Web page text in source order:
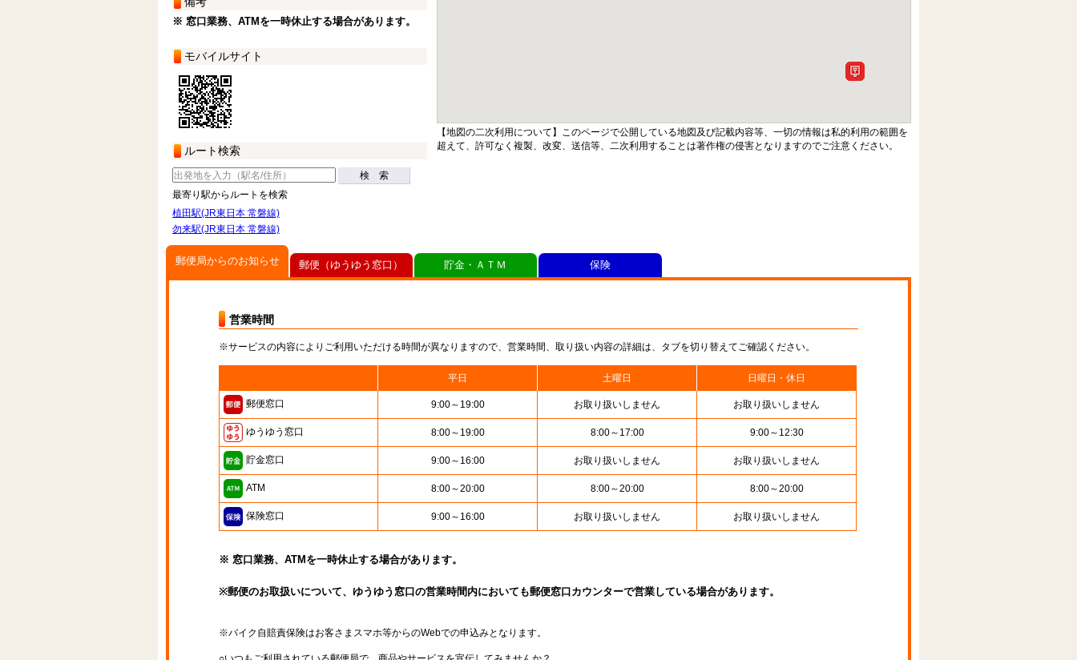
※ 窓口業務、ATMを一時休止する場合があります。
モバイルサイト
ルート検索
検 索
最寄り駅からルートを検索
植田駅(JR東日本 常磐線)
勿来駅(JR東日本 常磐線)
【地図の二次利用について】このページで公開している地図及び記載内容等、一切の情報は私的利用の範囲を
超えて、許可なく複製、改変、送信等、二次利用することは著作権の侵害となりますのでご注意ください。
郵便局からのお知らせ
営業時間
※サービスの内容によりご利用いただける時間が異なりますので、営業時間、取り扱い内容の詳細は、タブを切り替えてご確認ください。
平日 土曜日 日曜日・休日
郵便窓口 9:00～19:00 お取り扱いしません お取り扱いしません
ゆうゆう窓口 8:00～19:00 8:00～17:00 9:00～12:30
貯金窓口 9:00～16:00 お取り扱いしません お取り扱いしません
ATM 8:00～20:00 8:00～20:00 8:00～20:00
保険窓口 9:00～16:00 お取り扱いしません お取り扱いしません
※ 窓口業務、ATMを一時休止する場合があります。
※郵便のお取扱いについて、ゆうゆう窓口の営業時間内においても郵便窓口カウンターで営業している場合があります。
※バイク自賠責保険はお客さまスマホ等からのWebでの申込みとなります。
郵便（ゆうゆう窓口） 貯金・ＡＴＭ 保険